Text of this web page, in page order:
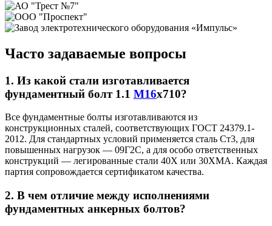
Часто задаваемые вопросы
1. Из какой стали изготавливается
фундаментный болт 1.1 М16х710?
Все фундаментные болты изготавливаются из
конструкционных сталей, соответствующих ГОСТ 24379.1-
2012. Для стандартных условий применяется сталь Ст3, для
повышенных нагрузок — 09Г2С, а для особо ответственных
конструкций — легированные стали 40Х или 30ХМА. Каждая
партия сопровождается сертификатом качества.
2. В чем отличие между исполнениями
фундаментных анкерных болтов?